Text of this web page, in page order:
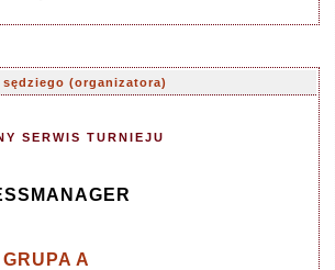
(organizatora)
SERWIS TURNIEJU
GRUPA A